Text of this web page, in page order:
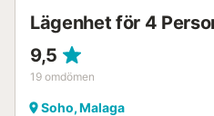
Lägenhet för 4
9,5
19 omdömen
Soho, Malaga